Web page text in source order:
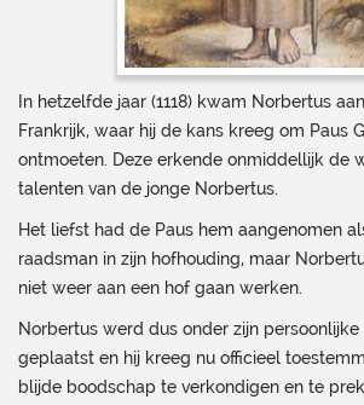
In hetzelfde jaar (1118) kwam Norbertus
Frankrijk, waar hij de kans kreeg om Paus
ontmoeten. Deze erkende onmiddellijk de
talenten van de jonge Norbertus.
Het liefst had de Paus hem aangenomen
raadsman in zijn hofhouding, maar
niet weer aan een hof gaan werken.
Norbertus werd dus onder zijn
geplaatst en hij kreeg nu officieel
blijde boodschap te verkondigen en te